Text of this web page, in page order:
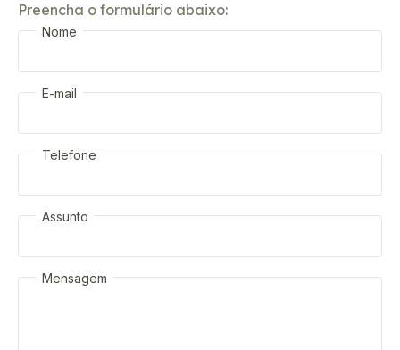
Preencha o formulário abaixo:
Nome
E-mail
Telefone
Assunto
Mensagem